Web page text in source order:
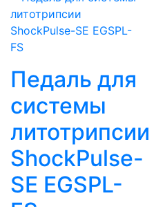
Педаль для
системы
литотрипсии
ShockPulse-
SE EGSPL-